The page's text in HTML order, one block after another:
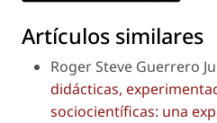
Artículos similares
Roger Steve Guerrero
didácticas,
sociocientíficas: una